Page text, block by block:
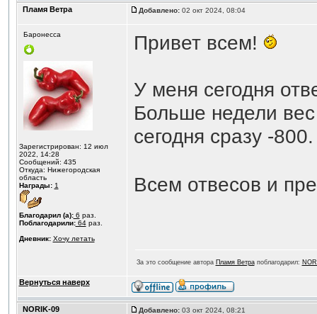
Пламя Ветра Добавлено:02 окт 2024, 08:04
Баронесса
Зарегистрирован: 12 июл
2022, 14:28
Сообщений: 435
Откуда: Нижегородская
область
Награды: 1
Благодарил (а):6 раз.
Поблагодарили:64раз.
Дневник: Хочу летать
Привет всем!
У меня сегодня
Больше недели
сегодня сразу -
Всем отвесов и
За это сообщение автора Пламя Ветрапоблагодарил:
Вернуться наверх
NORIK-09 Добавлено:03 окт 2024, 08:21